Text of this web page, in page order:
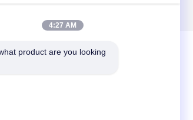
4:27 AM
product are you looking